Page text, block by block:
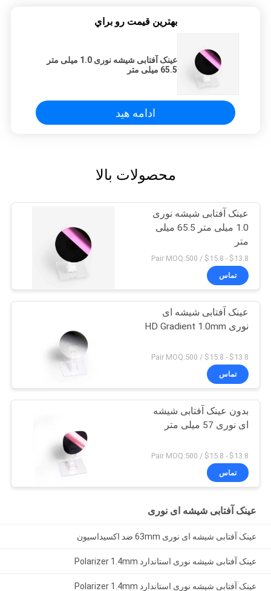
بهترين قيمت رو براي
عینک آفتابی شیشه نوری 1.0 میلی متر
65.5 میلی متر
ادامه هید
محصولات بالا
عینک آفتابی شیشه نوری
1.0 میلی متر 65.5 میلی
متر
$13.8 - $15.8 / Pair MOQ:500
تماس
عینک آفتابی شیشه ای
نوری HD Gradient 1.0mm
$13.8 - $15.8 / Pair MOQ:500
تماس
بدون عینک آفتابی شیشه
ای نوری 57 میلی متر
$13.8 - $15.8 / Pair MOQ:500
تماس
عینک آفتابی شیشه ای نوری
عینک آفتابی شیشه ای نوری 63mm ضد اکسیداسیون
عینک آفتابی شیشه نوری استاندارد Polarizer 1.4mm
عینک آفتابی شیشه نوری استاندارد Polarizer 1.4mm